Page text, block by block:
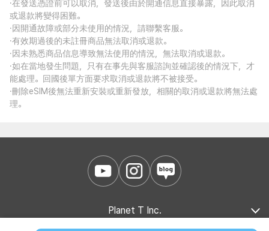
·在發送憑證前可以取消，發送後由於開通信息直接暴露，因此取消
或退款將變得困難。
·因開通故障或部分未使用的情況，請聯繫客服。
·有效期過後的未註冊商品無法取消或退款。
·因未熟悉商品信息導致無法使用的情況，無法取消或退款。
·如在當地發生問題，只有在事先與客服諮詢並確認後的情況下，才
能處理。回國後單方面要求取消或退款將不被接受。
·刪除eSIM後無法重新安裝或重新發放，相關的取消或退款將無法處
理。
Planet T Inc.